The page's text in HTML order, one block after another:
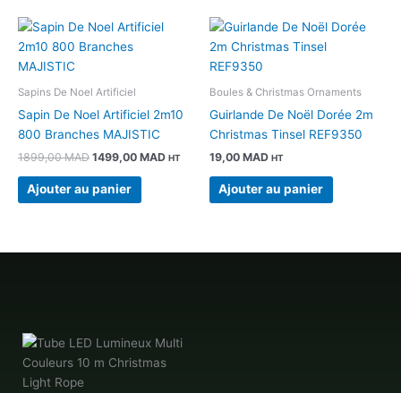
Sapins De Noel Artificiel
Sapin De Noel Artificiel 2m10
800 Branches MAJISTIC
1899,00MAD
Le
initial
1499,00 MAD HT
Ajouter au panier
Boules & Christmas Ornaments
Guirlande De Noël Dorée 2m
Christmas Tinsel REF9350
19,00 MAD HT
Ajouter au panier